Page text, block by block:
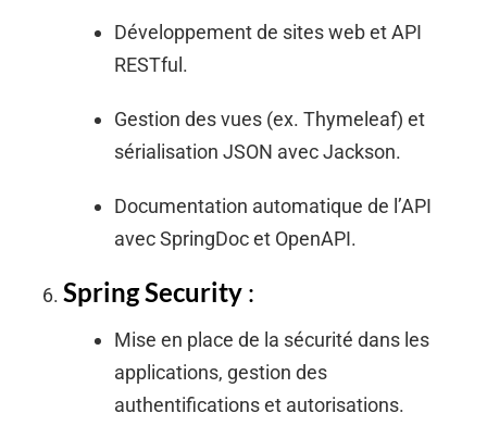
Développement de sites web et API
RESTful.
Gestion des vues (ex. Thymeleaf) et
sérialisation JSON avec Jackson.
Documentation automatique de l’API
avec SpringDoc et OpenAPI.
Spring Security :
Mise en place de la sécurité dans les
applications, gestion des
authentifications et autorisations.